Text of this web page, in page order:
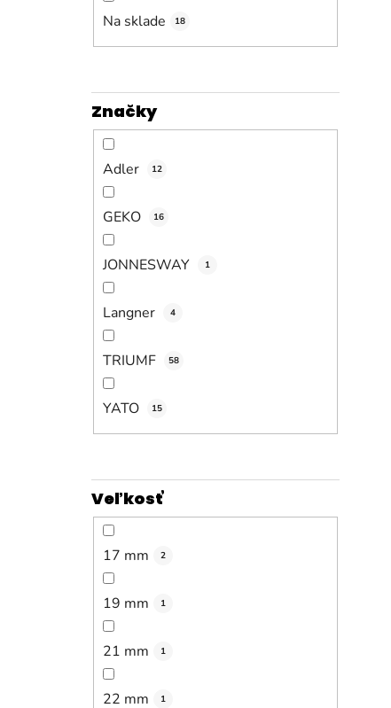
Na sklade 18
Značky
Adler 12
GEKO 16
JONNESWAY 1
Langner 4
TRIUMF 58
YATO 15
Veľkosť
17 mm 2
19 mm 1
21 mm 1
22 mm 1